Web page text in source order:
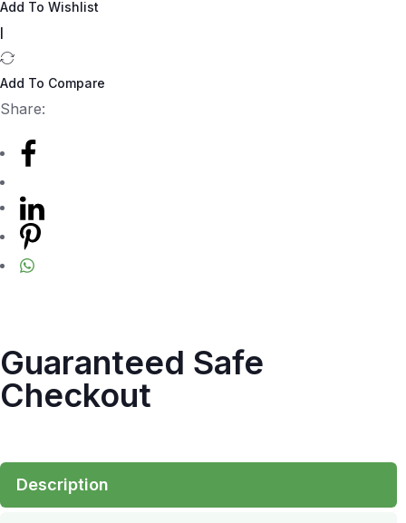
Add To Wishlist
Add To Compare
Share:
Guaranteed Safe
Checkout
Description